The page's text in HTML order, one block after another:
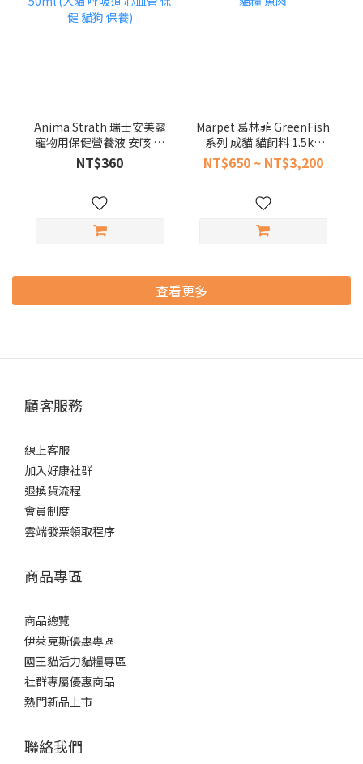
Anima Strath 瑞士安美露
寵物用保健營養液 安咳 安
心 50ml (犬貓 呼吸道 心血
管 保健 貓狗 保養)
NT$360
Marpet 葛林菲 GreenFish
系列 成貓 貓飼料 1.5kg
7.5kg 貓糧 魚肉
NT$650 ~ NT$3,200
查看更多
顧客服務
線上客服
加入好康社群
退換貨流程
會員制度
雲端發票領取程序
商品專區
商品總覽
伊萊克斯優惠專區
國王貓活力貓糧專區
社群專屬優惠商品
熱門新品上市
聯絡我們